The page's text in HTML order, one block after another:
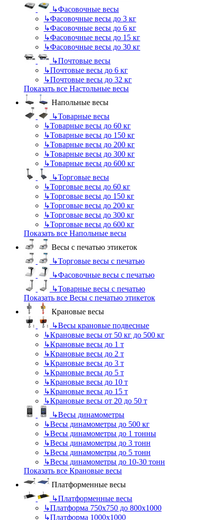
↳Фасовочные весы
↳Фасовочные весы до 3 кг
↳Фасовочные весы до 6 кг
↳Фасовочные весы до 15 кг
↳Фасовочные весы до 30 кг
↳Почтовые весы
↳Почтовые весы до 6 кг
↳Почтовые весы до 32 кг
Показать все Настольные весы
Напольные весы
↳Товарные весы
↳Товарные весы до 60 кг
↳Товарные весы до 150 кг
↳Товарные весы до 200 кг
↳Товарные весы до 300 кг
↳Товарные весы до 600 кг
↳Торговые весы
↳Торговые весы до 60 кг
↳Торговые весы до 150 кг
↳Торговые весы до 200 кг
↳Торговые весы до 300 кг
↳Торговые весы до 600 кг
Показать все Напольные весы
Весы с печатью этикеток
↳Торговые весы с печатью
↳Фасовочные весы с печатью
↳Товарные весы с печатью
Показать все Весы с печатью этикеток
Крановые весы
↳Весы крановые подвесные
↳Крановые весы от 50 кг до 500 кг
↳Крановые весы до 1 т
↳Крановые весы до 2 т
↳Крановые весы до 3 т
↳Крановые весы до 5 т
↳Крановые весы до 10 т
↳Крановые весы до 15 т
↳Крановые весы от 20 до 50 т
↳Весы динамометры
↳Весы динамометры до 500 кг
↳Весы динамометры до 1 тонны
↳Весы динамометры до 3 тонн
↳Весы динамометры до 5 тонн
↳Весы динамометры до 10-30 тонн
Показать все Крановые весы
Платформенные весы
↳Платформенные весы
↳Платформа 750х750 до 800х1000
↳Платформа 1000х1000